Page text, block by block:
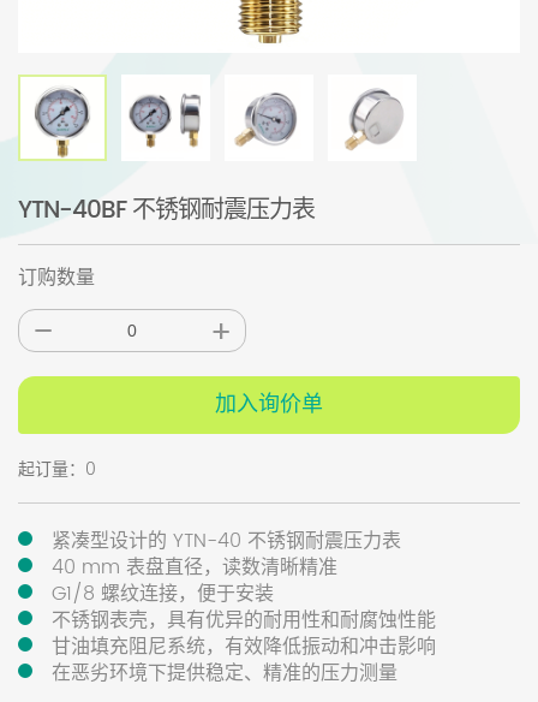
YTN-40BF 不锈钢耐震压力表
订购数量
加入询价单
起订量：0
紧凑型设计的 YTN-40 不锈钢耐震压力表
40 mm 表盘直径，读数清晰精准
G1/8 螺纹连接，便于安装
不锈钢表壳，具有优异的耐用性和耐腐蚀性能
甘油填充阻尼系统，有效降低振动和冲击影响
在恶劣环境下提供稳定、精准的压力测量